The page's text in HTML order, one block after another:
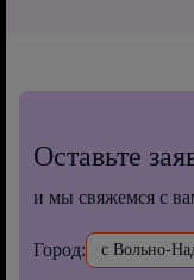
Оставьте
и мы свяжемся с
Город: с Вольно-